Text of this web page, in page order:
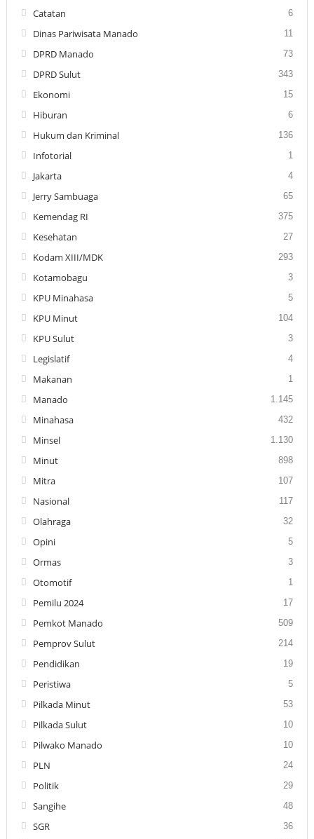
Catatan 6
Dinas Pariwisata Manado 11
DPRD Manado 73
DPRD Sulut 343
Ekonomi 15
Hiburan 6
Hukum dan Kriminal 136
Infotorial 1
Jakarta 4
Jerry Sambuaga 65
Kemendag RI 375
Kesehatan 27
Kodam XIII/MDK 293
Kotamobagu 3
KPU Minahasa 5
KPU Minut 104
KPU Sulut 3
Legislatif 4
Makanan 1
Manado 1.145
Minahasa 432
Minsel 1.130
Minut 898
Mitra 107
Nasional 117
Olahraga 32
Opini 5
Ormas 3
Otomotif 1
Pemilu 2024 17
Pemkot Manado 509
Pemprov Sulut 214
Pendidikan 19
Peristiwa 5
Pilkada Minut 53
Pilkada Sulut 10
Pilwako Manado 10
PLN 24
Politik 29
Sangihe 48
SGR 36